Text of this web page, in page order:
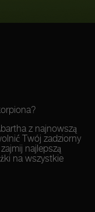
z najnowszą
Twój zadziorny
najlepszą
na wszystkie